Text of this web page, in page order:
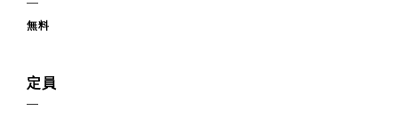
無料
定員